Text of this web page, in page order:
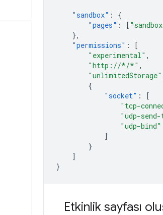
"sandbox" :
{
"pages" : [
},
"permissions" :
[
"experimental" ,
"http://*/*" ,
"unlimitedStorage"
{
"socket" :
[
"tcp-
"udp-
"udp-bind"
]
}
]
}
Etkinlik sayfası